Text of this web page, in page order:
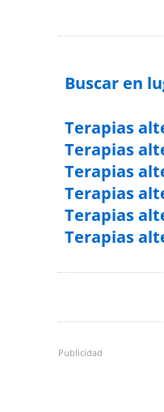
Buscar en
Terapias
Terapias
Terapias
Terapias
Terapias
Terapias
Publicidad